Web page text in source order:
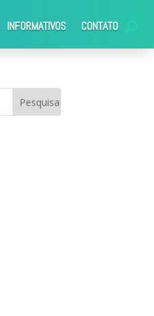
INFORMATIVOS CONTATO